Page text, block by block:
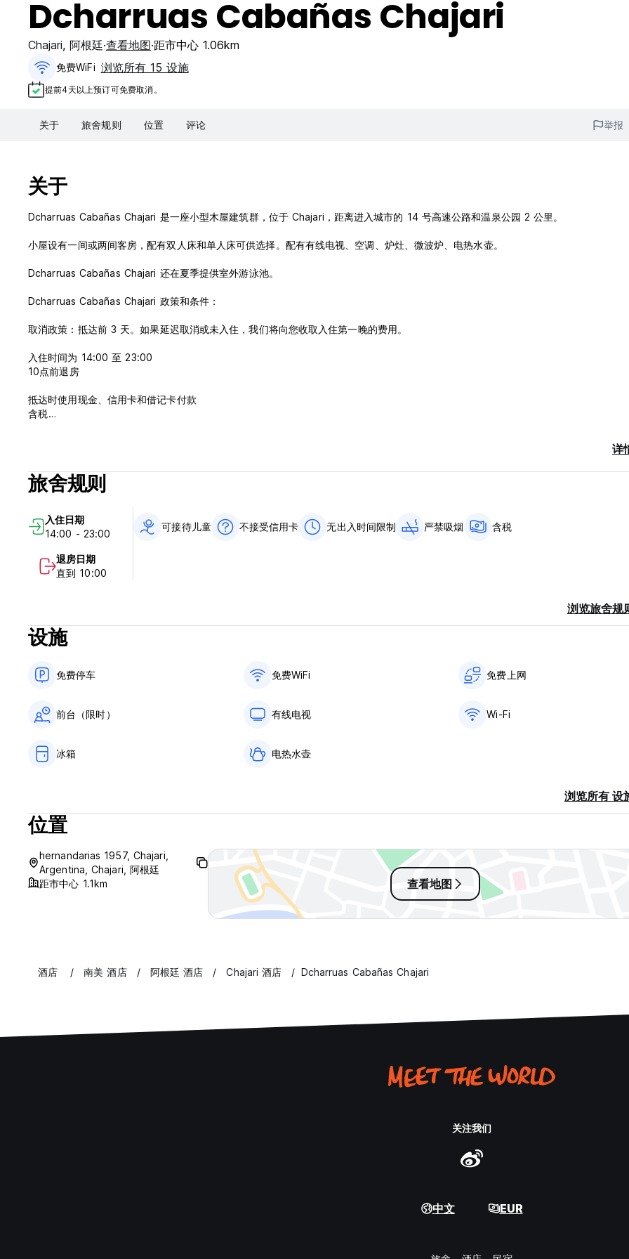
Dcharruas Cabañas Chajari
Chajari, 阿根廷 查看地图 距市中心 1.06km
免费WiFi 浏览所有 15 设施
提前4天以上预订可免费取消。
关于 旅舍规则 位置 评论 举报
关于
Dcharruas Cabañas Chajari 是一座小型木屋建筑群，位于 Chajari，距离进入城市的 14 号高速公路和温泉公园 2 公里。
小屋设有一间或两间客房，配有双人床和单人床可供选择。配有有线电视、空调、炉灶、微波炉、电热水壶。
Dcharruas Cabañas Chajari 还在夏季提供室外游泳池。
Dcharruas Cabañas Chajari 政策和条件：
取消政策：抵达前 3 天。如果延迟取消或未入住，我们将向您收取入住第一晚的费用。
入住时间为 14:00 至 23:00
10点前退房
抵达时使用现金、信用卡和借记卡付款
含税
接待时间 12:00 至 00:00
没有宵禁
详
旅舍规则
入住日期
14:00 - 23:00
退房日期
直到 10:00
可接待儿童 不接受信用卡 无出入时间限制 严禁吸烟 含税
浏览旅舍规
设施
免费停车 免费WiFi 免费上网
前台（限时） 有线电视 Wi-Fi
冰箱 电热水壶
浏览所有 设
位置
hernandarias 1957, Chajari,
Argentina, Chajari, 阿根廷
距市中心 1.1km
查看地图
酒店 南美 酒店 阿根廷 酒店 Chajari 酒店 Dcharruas Cabañas Chajari
关注我们
中文 EUR